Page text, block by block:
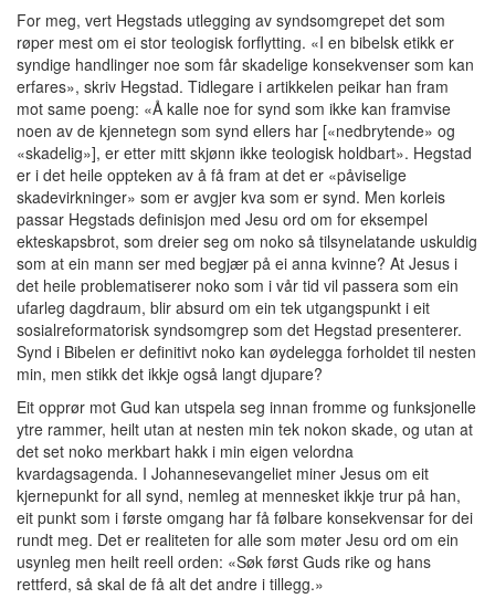
For meg, vert Hegstads utlegging av syndsomgrepet det som
røper mest om ei stor teologisk forflytting. «I en bibelsk etikk er
syndige handlinger noe som får skadelige konsekvenser som kan
erfares», skriv Hegstad. Tidlegare i artikkelen peikar han fram
mot same poeng: «Å kalle noe for synd som ikke kan framvise
noen av de kjennetegn som synd ellers har [«nedbrytende» og
«skadelig»], er etter mitt skjønn ikke teologisk holdbart». Hegstad
er i det heile oppteken av å få fram at det er «påviselige
skadevirkninger» som er avgjer kva som er synd. Men korleis
passar Hegstads definisjon med Jesu ord om for eksempel
ekteskapsbrot, som dreier seg om noko så tilsynelatande uskuldig
som at ein mann ser med begjær på ei anna kvinne? At Jesus i
det heile problematiserer noko som i vår tid vil passera som ein
ufarleg dagdraum, blir absurd om ein tek utgangspunkt i eit
sosialreformatorisk syndsomgrep som det Hegstad presenterer.
Synd i Bibelen er definitivt noko kan øydelegga forholdet til nesten
min, men stikk det ikkje også langt djupare?
Eit opprør mot Gud kan utspela seg innan fromme og funksjonelle
ytre rammer, heilt utan at nesten min tek nokon skade, og utan at
det set noko merkbart hakk i min eigen velordna
kvardagsagenda. I Johannesevangeliet miner Jesus om eit
kjernepunkt for all synd, nemleg at mennesket ikkje trur på han,
eit punkt som i første omgang har få følbare konsekvensar for dei
rundt meg. Det er realiteten for alle som møter Jesu ord om ein
usynleg men heilt reell orden: «Søk først Guds rike og hans
rettferd, så skal de få alt det andre i tillegg.»